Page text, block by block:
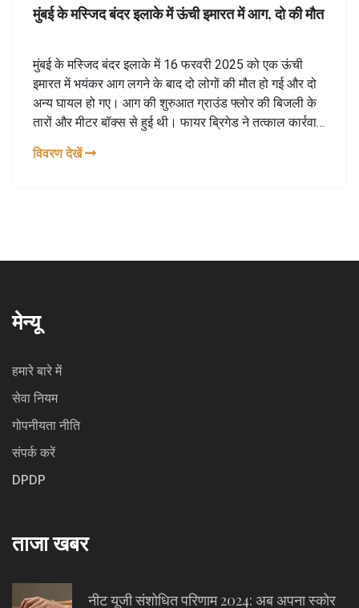
मुंबई के मस्जिद बंदर इलाके में ऊंची इमारत में आग, दो की मौत
मुंबई के मस्जिद बंदर इलाके में 16 फरवरी 2025 को एक ऊंची
इमारत में भयंकर आग लगने के बाद दो लोगों की मौत हो गई और दो
अन्य घायल हो गए। आग की शुरुआत ग्राउंड फ्लोर की बिजली के
तारों और मीटर बॉक्स से हुई थी। फायर ब्रिगेड ने तत्काल कार्रवाई
भर्ती हैं, जबकि सबीला खातून और सजिया आलम शेख की मौत हो
विवरण देखें
मेन्यू
हमारे बारे में
सेवा नियम
गोपनीयता नीति
संपर्क करें
DPDP
ताजा खबर
नीट यूजी संशोधित परिणाम 2024: अब अपना स्कोर